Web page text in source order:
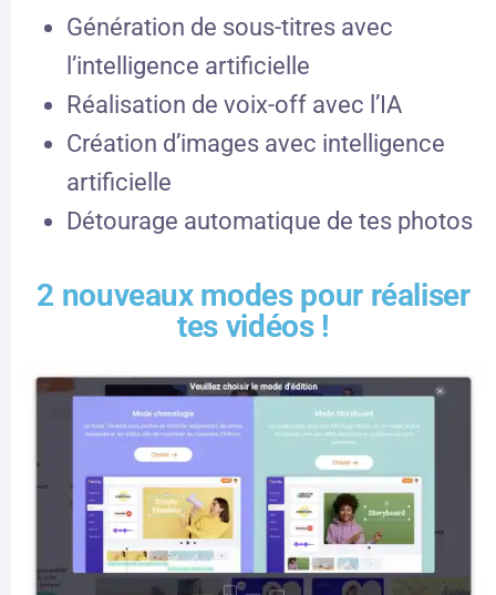
Génération de sous-titres avec
l’intelligence artificielle
Réalisation de voix-off avec l’IA
Création d’images avec intelligence
artificielle
Détourage automatique de tes photos
2 nouveaux modes pour réaliser
tes vidéos !